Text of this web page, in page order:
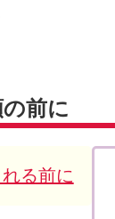
前に
る前に